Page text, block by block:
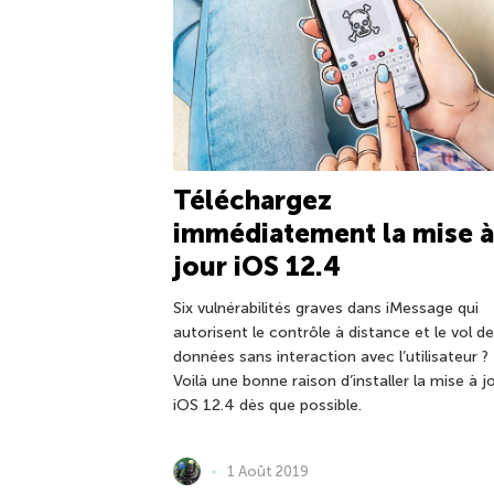
Téléchargez
immédiatement la mise à
jour iOS 12.4
Six vulnérabilités graves dans iMessage qui
autorisent le contrôle à distance et le vol de
données sans interaction avec l’utilisateur ?
Voilà une bonne raison d’installer la mise à
iOS 12.4 dès que possible.
1 Août 2019